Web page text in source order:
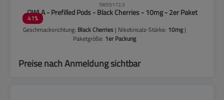
41%
SW55172.3
OWLA - Prefilled Pods - Black Cherries - 10mg - 2er Paket
Geschmacksrichtung: Black Cherries | Nikotinsalz-Stärke: 10mg|
Paketgröße: 1er Packung
Preise nach Anmeldung sichtbar